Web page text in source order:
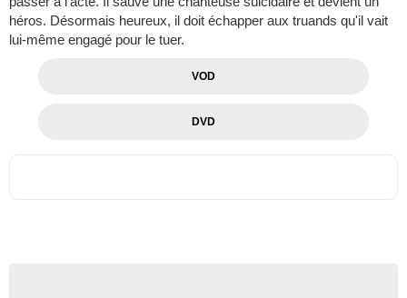
héros. Désormais heureux, il doit échapper aux truands qu'il vait
lui-même engagé pour le tuer.
VOD
DVD